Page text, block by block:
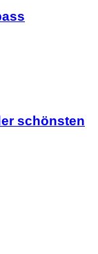
schönsten